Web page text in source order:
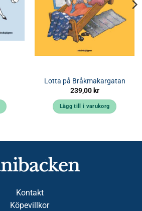
Lotta på Bråkmakargatan
239,00 kr
Lägg till i varukorg
Kontakt
Köpevillkor